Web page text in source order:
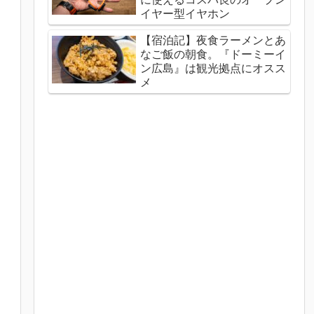
イヤー型イヤホン
【宿泊記】夜食ラーメンとあ
なご飯の朝食。『ドーミーイ
ン広島』は観光拠点にオスス
メ